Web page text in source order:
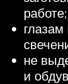
работе;
не
и